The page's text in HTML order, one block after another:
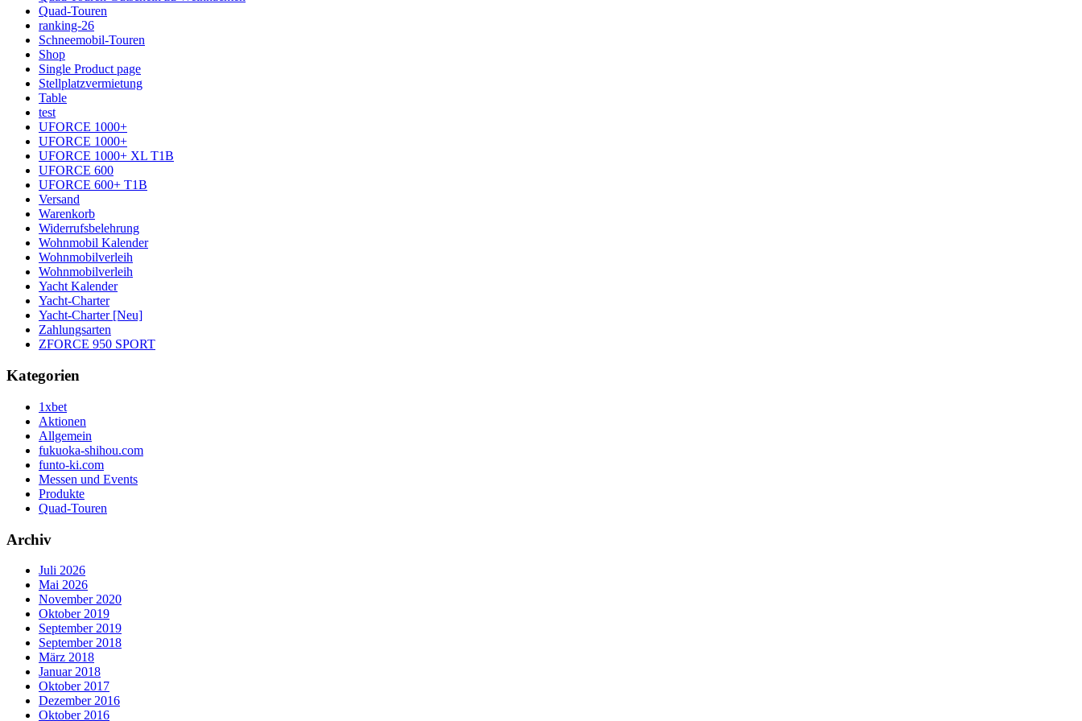
Quad-Touren
ranking-26
Schneemobil-Touren
Shop
Single Product page
Stellplatzvermietung
Table
test
UFORCE 1000+
UFORCE 1000+
UFORCE 1000+ XL T1B
UFORCE 600
UFORCE 600+ T1B
Versand
Warenkorb
Widerrufsbelehrung
Wohnmobil Kalender
Wohnmobilverleih
Wohnmobilverleih
Yacht Kalender
Yacht-Charter
Yacht-Charter [Neu]
Zahlungsarten
ZFORCE 950 SPORT
Kategorien
1xbet
Aktionen
Allgemein
fukuoka-shihou.com
funto-ki.com
Messen und Events
Produkte
Quad-Touren
Archiv
Juli 2026
Mai 2026
November 2020
Oktober 2019
September 2019
September 2018
März 2018
Januar 2018
Oktober 2017
Dezember 2016
Oktober 2016